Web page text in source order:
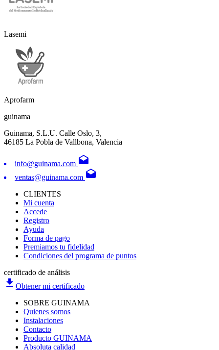
Lasemi
Aprofarm
guinama
Guinama, S.L.U. Calle Oslo, 3,
46185 La Pobla de Vallbona, Valencia
info@guinama.com drafts
ventas@guinama.com drafts
CLIENTES
Mi cuenta
Accede
Registro
Ayuda
Forma de pago
Premiamos tu fidelidad
Condiciones del programa de puntos
certificado de análisis
file_download Obtener mi certificado
SOBRE GUINAMA
Quienes somos
Instalaciones
Contacto
Producto GUINAMA
Absoluta calidad